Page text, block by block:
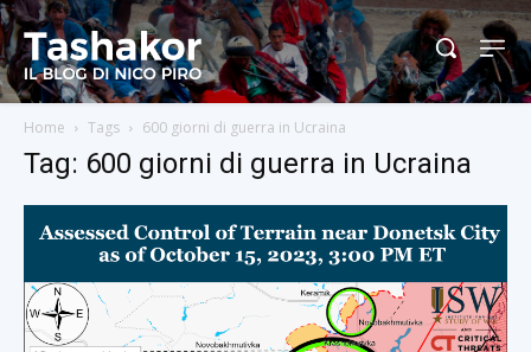
Home Tags 600 giorni di guerra in Ucraina
Tag: 600 giorni di guerra in Ucraina